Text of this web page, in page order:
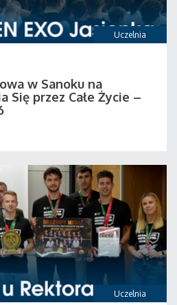
Uczelnia
w Sanoku na
Się przez Całe Życie –
Uczelnia